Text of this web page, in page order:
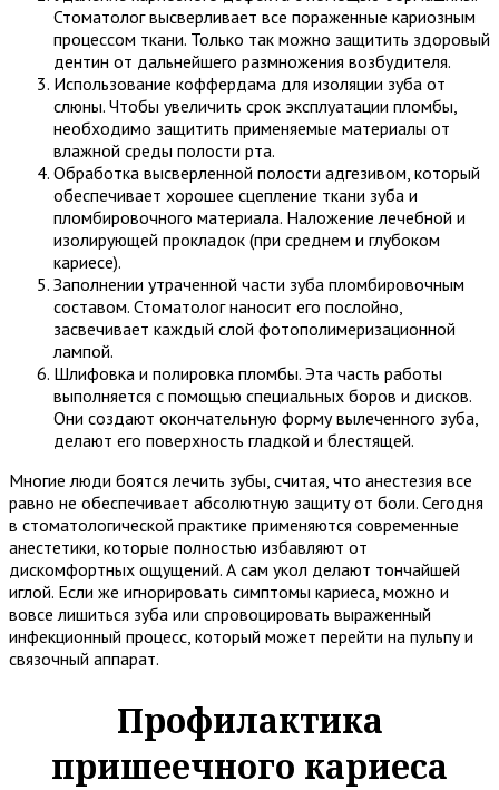
Стоматолог высверливает все пораженные кариозным
процессом ткани. Только так можно защитить здоровый
дентин от дальнейшего размножения возбудителя.
Использование коффердама для изоляции зуба от
слюны. Чтобы увеличить срок эксплуатации пломбы,
необходимо защитить применяемые материалы от
влажной среды полости рта.
Обработка высверленной полости адгезивом, который
обеспечивает хорошее сцепление ткани зуба и
пломбировочного материала. Наложение лечебной и
изолирующей прокладок (при среднем и глубоком
кариесе).
Заполнении утраченной части зуба пломбировочным
составом. Стоматолог наносит его послойно,
засвечивает каждый слой фотополимеризационной
лампой.
Шлифовка и полировка пломбы. Эта часть работы
выполняется с помощью специальных боров и дисков.
Они создают окончательную форму вылеченного зуба,
делают его поверхность гладкой и блестящей.
Многие люди боятся лечить зубы, считая, что анестезия все
равно не обеспечивает абсолютную защиту от боли. Сегодня
в стоматологической практике применяются современные
анестетики, которые полностью избавляют от
дискомфортных ощущений. А сам укол делают тончайшей
иглой. Если же игнорировать симптомы кариеса, можно и
вовсе лишиться зуба или спровоцировать выраженный
инфекционный процесс, который может перейти на пульпу и
связочный аппарат.
Профилактика
пришеечного кариеса